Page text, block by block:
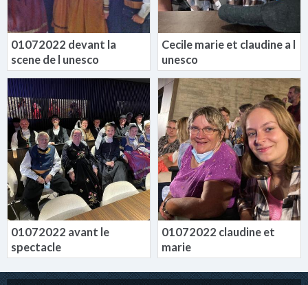
01072022 devant la
scene de l unesco
Cecile marie et claudine a l
unesco
01072022 avant le
spectacle
01072022 claudine et
marie